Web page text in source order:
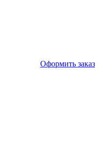
Оформить заказ